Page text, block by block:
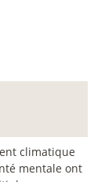
climatique
mentale ont